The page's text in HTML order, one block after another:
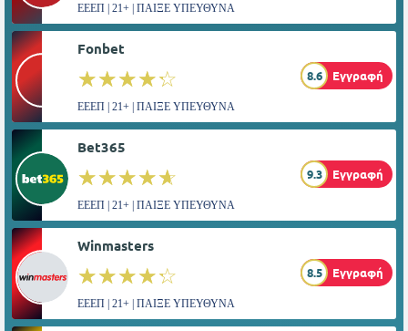
ΕΕΕΠ | 21+ | ΠΑΙΞΕ ΥΠΕΥΘΥΝΑ
Fonbet
☆☆☆☆☆
★★★★★ 8.6 Εγγραφή
ΕΕΕΠ | 21+ | ΠΑΙΞΕ ΥΠΕΥΘΥΝΑ
Bet365
☆☆☆☆☆
★★★★★ 9.3 Εγγραφή
ΕΕΕΠ | 21+ | ΠΑΙΞΕ ΥΠΕΥΘΥΝΑ
Winmasters
☆☆☆☆☆
★★★★★ 8.5 Εγγραφή
ΕΕΕΠ | 21+ | ΠΑΙΞΕ ΥΠΕΥΘΥΝΑ